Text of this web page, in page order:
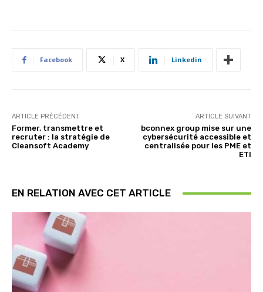
Facebook X Linkedin
ARTICLE PRÉCÉDENT
Former, transmettre et
recruter : la stratégie de
Cleansoft Academy
ARTICLE SUIVANT
bconnex group mise sur une
cybersécurité accessible et
centralisée pour les PME et
ETI
EN RELATION AVEC CET ARTICLE